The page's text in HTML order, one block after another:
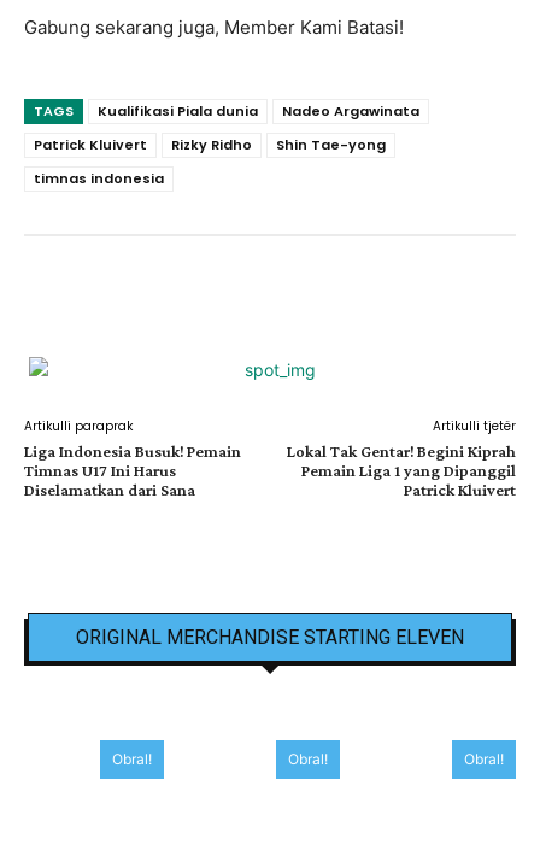
Gabung sekarang juga, Member Kami Batasi!
TAGS Kualifikasi Piala dunia
Nadeo Argawinata
Patrick Kluivert
Rizky Ridho
Shin Tae-yong
timnas indonesia
Artikulli paraprak
Liga Indonesia Busuk! Pemain
Timnas U17 Ini Harus
Diselamatkan dari Sana
Artikulli tjetër
Lokal Tak Gentar! Begini Kiprah
Pemain Liga 1 yang Dipanggil
Patrick Kluivert
ORIGINAL MERCHANDISE STARTING ELEVEN
Obral! Obral! Obral!